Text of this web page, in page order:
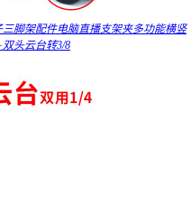
三脚架配件电脑直播支架夹多功能横竖
头云台转3/8